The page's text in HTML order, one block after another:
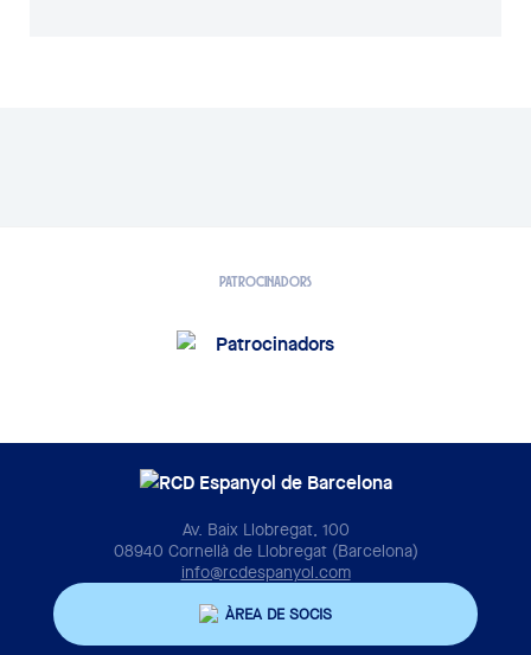
PATROCINADORS
Av. Baix Llobregat, 100
08940 Cornellà de Llobregat (Barcelona)
info@rcdespanyol.com
ÀREA DE SOCIS